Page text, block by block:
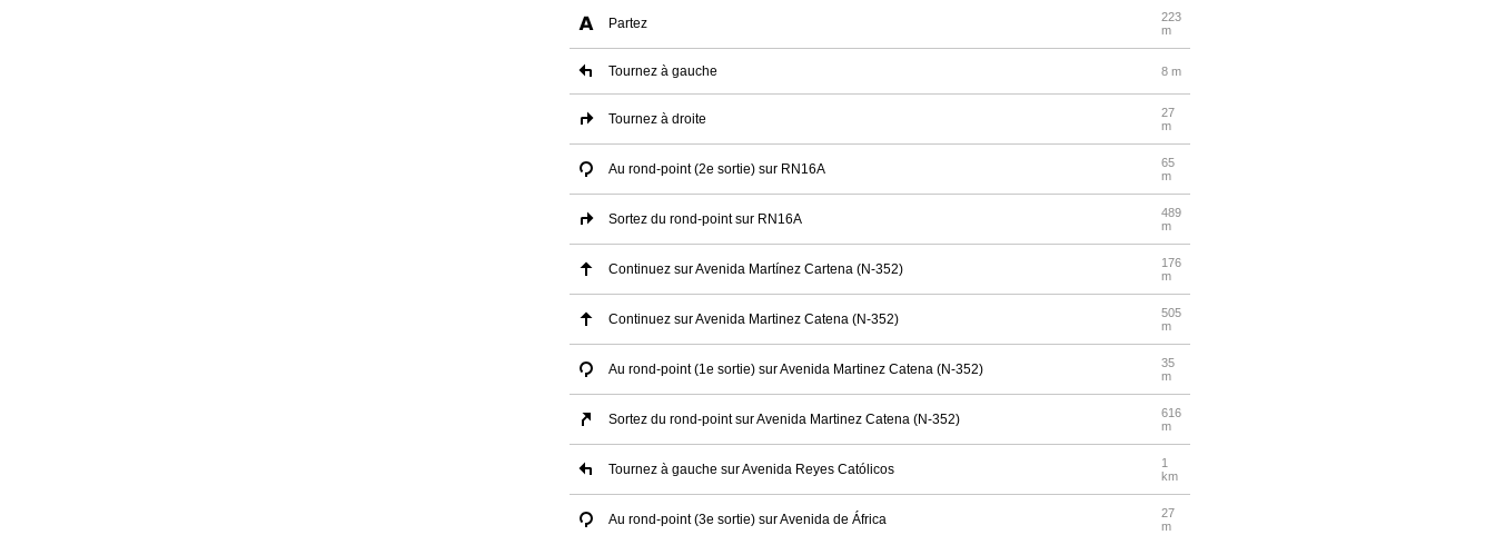
Partez
223
m
Tournez à gauche 8 m
Tournez à droite
27
m
Au rond-point (2e sortie) sur RN16A
65
m
Sortez du rond-point sur RN16A
489
m
Continuez sur Avenida Martínez Cartena (N-352)
176
m
Continuez sur Avenida Martinez Catena (N-352)
505
m
Au rond-point (1e sortie) sur Avenida Martinez Catena (N-352)
35
m
Sortez du rond-point sur Avenida Martinez Catena (N-352)
616
m
Tournez à gauche sur Avenida Reyes Católicos
1
km
Au rond-point (3e sortie) sur Avenida de África
27
m